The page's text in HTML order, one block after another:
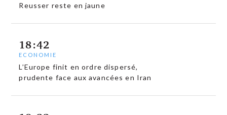
Reusser reste en jaune
18:42
ECONOMIE
L’Europe finit en ordre dispersé,
prudente face aux avancées en Iran